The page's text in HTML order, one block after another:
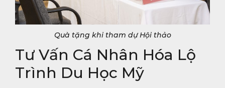
Quà tặng khi tham dự Hội thảo
Tư Vấn Cá Nhân Hóa Lộ
Trình Du Học Mỹ